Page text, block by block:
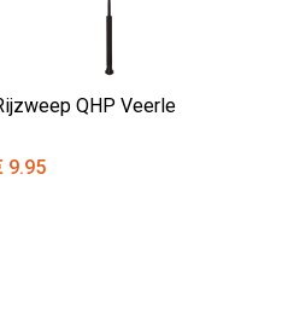
QHP Veerle
9.95